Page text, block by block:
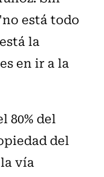
está todo
la
en ir a la
80% del
del
vía